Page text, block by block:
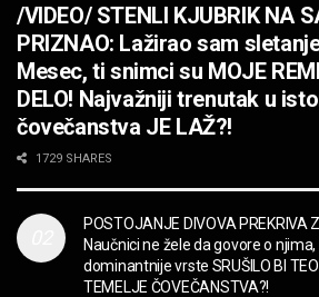
MUZIKA
OPASNO! ZZ TOP – Beer
Hellraisers
MUZIKA
“Missin’ Yo’ Kissin'” BILLY
MUZIKA
/VIDEO/ STENLI KJUBRIK NA
PRIZNAO: Lažirao sam
Mesec, ti snimci su MOJE
DELO! Najvažniji trenutak u
čovečanstva JE LAŽ?!
1729 SHARES
POSTOJANJE DIVOVA PREKRIVA
Naučnici ne žele da govore o
dominantnije vrste SRUŠILO BI
TEMELJE ČOVEČANSTVA?!